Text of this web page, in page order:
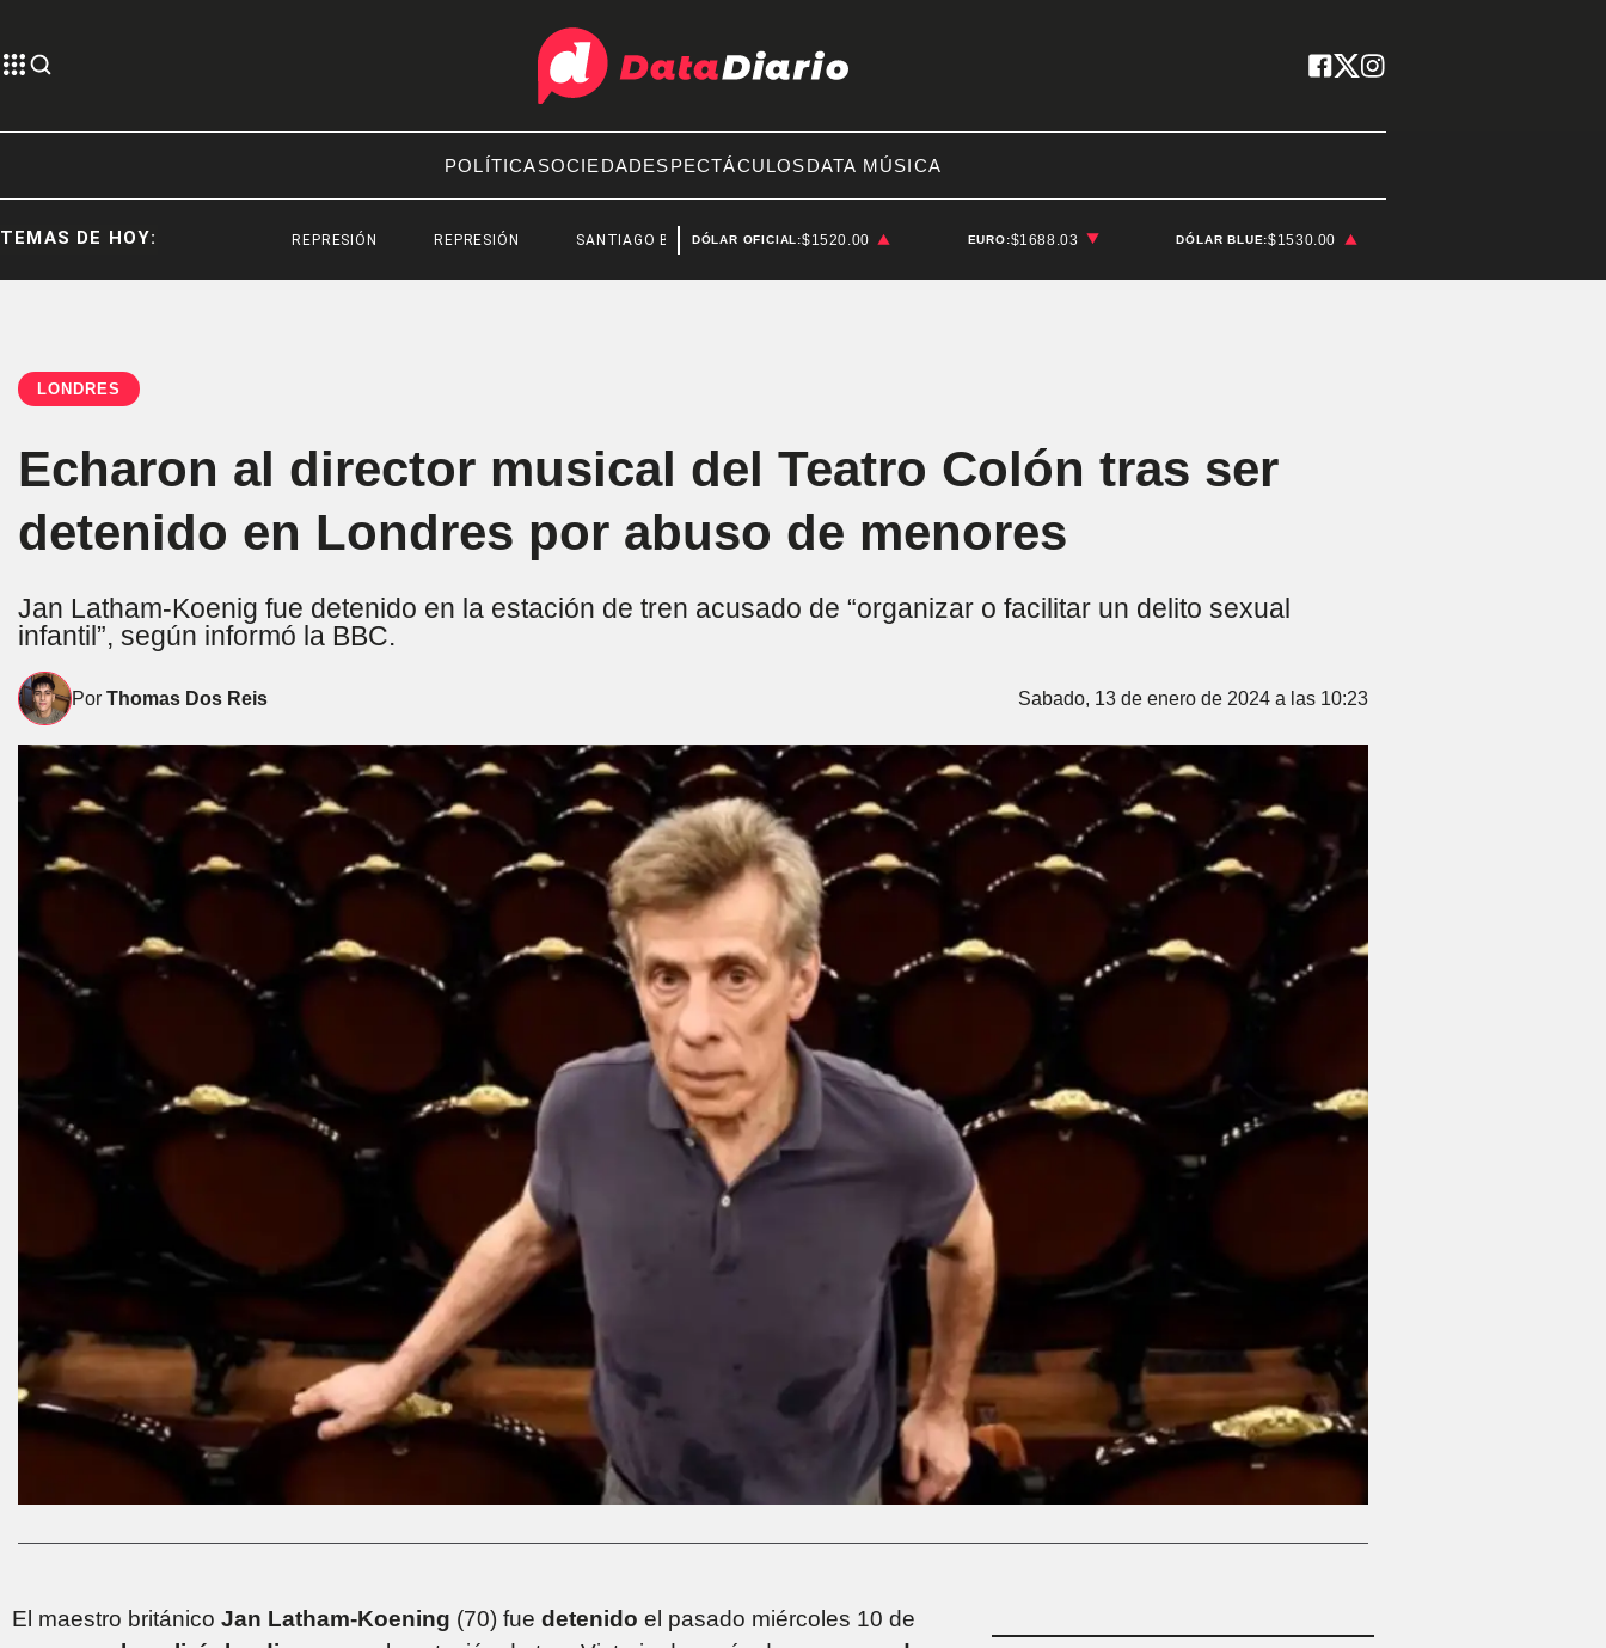
POLÍTICASOCIEDADESPECTÁCULOSDATA MÚSICA
TEMAS DE HOY: REPRESIÓN REPRESIÓN SANTIAGO BAUSILI DÓLAR OFICIAL:$1520.00 EURO:$1688.03 DÓLAR BLUE:$1530.00
LONDRES
Echaron al director musical del Teatro Colón tras ser
detenido en Londres por abuso de menores
Jan Latham-Koenig fue detenido en la estación de tren acusado de “organizar o facilitar un delito sexual
infantil”, según informó la BBC.
Por Thomas Dos Reis Sabado, 13 de enero de 2024 a las 10:23
El maestro británico Jan Latham-Koening (70) fue detenido el pasado miércoles 10 de